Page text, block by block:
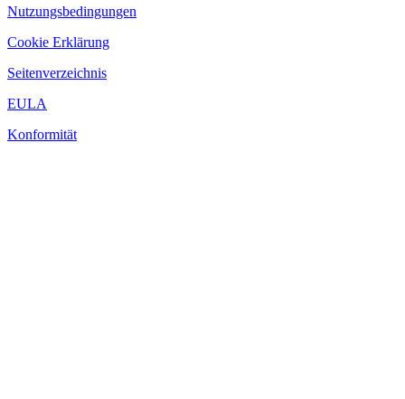
Nutzungsbedingungen
Cookie Erklärung
Seitenverzeichnis
EULA
Konformität